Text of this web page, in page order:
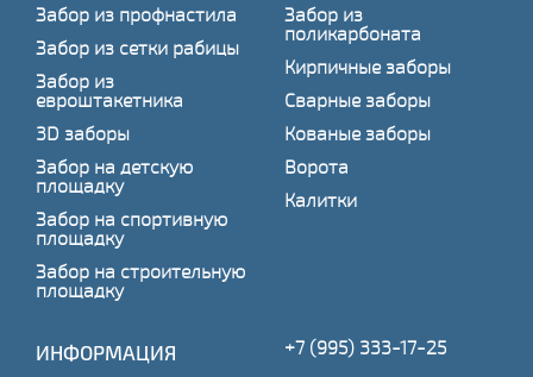
Забор из профнастила
Забор из сетки рабицы
Забор из
евроштакетника
3D заборы
Забор на детскую
площадку
Забор на спортивную
площадку
Забор на строительную
площадку
Забор из
поликарбоната
Кирпичные заборы
Сварные заборы
Кованые заборы
Ворота
Калитки
ИНФОРМАЦИЯ +7 (995) 333-17-25